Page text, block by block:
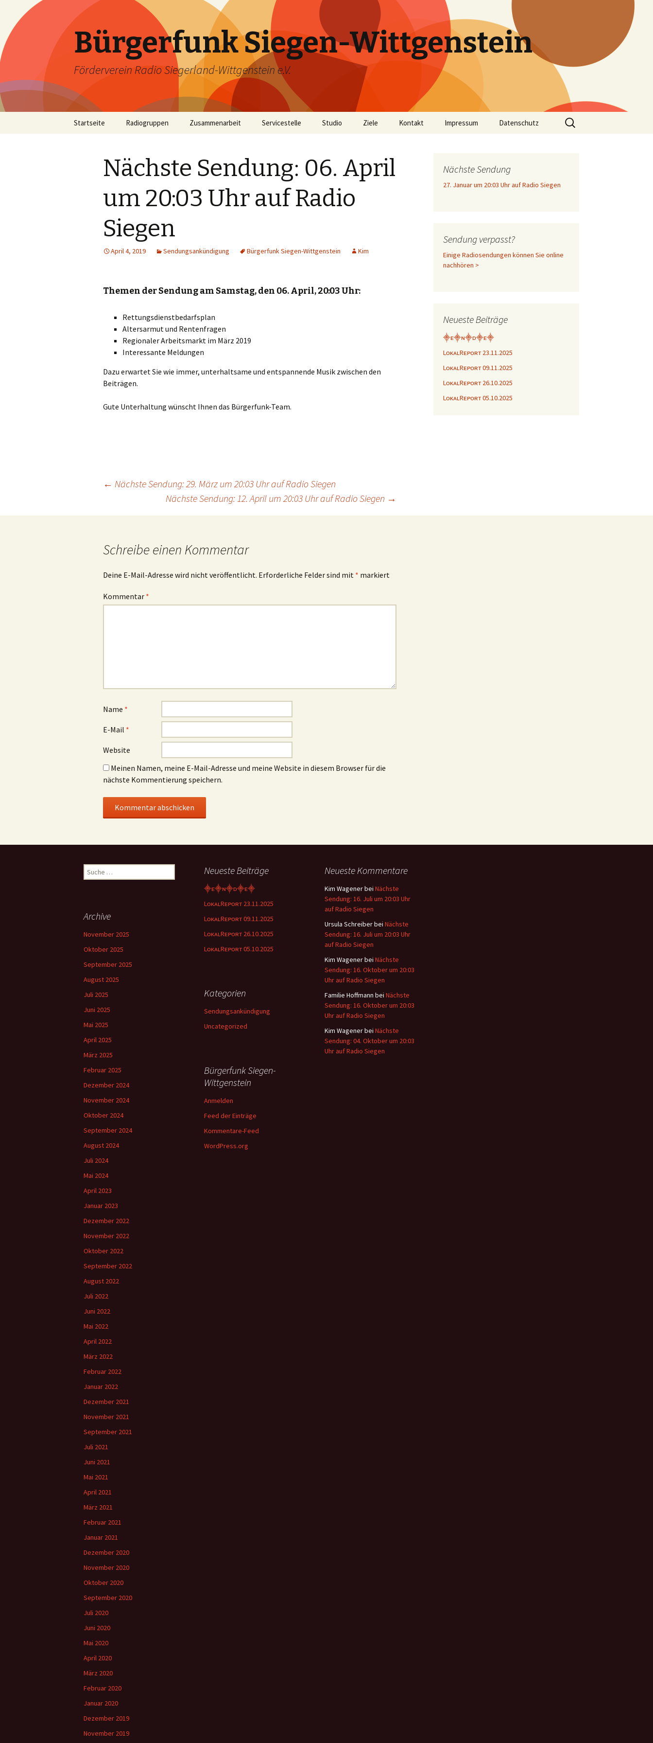
Bürgerfunk Siegen-Wittgenstein
Förderverein Radio Siegerland-Wittgenstein e.V.
Startseite Radiogruppen Zusammenarbeit Servicestelle Studio Ziele Kontakt Impressum Datenschutz
Suche
nach:
Nächste Sendung: 06. April
um 20:03 Uhr auf Radio
Siegen
April 4, 2019 Sendungsankündigung Bürgerfunk Siegen-Wittgenstein Kim
Themen der Sendung am Samstag, den 06. April, 20:03 Uhr:
Rettungsdienstbedarfsplan
Altersarmut und Rentenfragen
Regionaler Arbeitsmarkt im März 2019
Interessante Meldungen
Dazu erwartet Sie wie immer, unterhaltsame und entspannende Musik zwischen den
Beiträgen.
Gute Unterhaltung wünscht Ihnen das Bürgerfunk-Team.
Navigation
← Nächste Sendung: 29. März um 20:03 Uhr auf Radio Siegen
Nächste Sendung: 12. April um 20:03 Uhr auf Radio Siegen →
Schreibe einen Kommentar
Deine E-Mail-Adresse wird nicht veröffentlicht. Erforderliche Felder sind mit * markiert
Kommentar *
Name *
E-Mail *
Website
Meinen Namen, meine E-Mail-Adresse und meine Website in diesem Browser für die
nächste Kommentierung speichern.
Nächste Sendung
27. Januar um 20:03 Uhr auf Radio Siegen
Sendung verpasst?
Einige Radiosendungen können Sie online
nachhören >
Neueste Beiträge
⸎ᴇ⸎ɴ⸎ᴅ⸎ᴇ⸎
LᴏᴋᴀʟRᴇᴘᴏʀᴛ 23.11.2025
LᴏᴋᴀʟRᴇᴘᴏʀᴛ 09.11.2025
LᴏᴋᴀʟRᴇᴘᴏʀᴛ 26.10.2025
LᴏᴋᴀʟRᴇᴘᴏʀᴛ 05.10.2025
Suche
nach:
Neueste Beiträge
⸎ᴇ⸎ɴ⸎ᴅ⸎ᴇ⸎
LᴏᴋᴀʟRᴇᴘᴏʀᴛ 23.11.2025
LᴏᴋᴀʟRᴇᴘᴏʀᴛ 09.11.2025
LᴏᴋᴀʟRᴇᴘᴏʀᴛ 26.10.2025
LᴏᴋᴀʟRᴇᴘᴏʀᴛ 05.10.2025
Neueste Kommentare
Kim Wagenerbei Nächste
Sendung: 16. Juli um 20:03 Uhr
auf Radio Siegen
Ursula Schreiberbei Nächste
Sendung: 16. Juli um 20:03 Uhr
auf Radio Siegen
Kim Wagenerbei Nächste
Sendung: 16. Oktober um 20:03
Uhr auf Radio Siegen
Familie Hoffmann bei Nächste
Sendung: 16. Oktober um 20:03
Uhr auf Radio Siegen
Kim Wagenerbei Nächste
Sendung: 04. Oktober um 20:03
Uhr auf Radio Siegen
Archive
November 2025
Oktober 2025
September 2025
August 2025
Juli 2025
Juni 2025
Mai 2025
April 2025
März 2025
Februar 2025
Dezember 2024
November 2024
Oktober 2024
September 2024
August 2024
Juli 2024
Mai 2024
April 2023
Januar 2023
Dezember 2022
November 2022
Oktober 2022
September 2022
August 2022
Juli 2022
Juni 2022
Mai 2022
April 2022
März 2022
Februar 2022
Januar 2022
Dezember 2021
November 2021
September 2021
Juli 2021
Juni 2021
Mai 2021
April 2021
März 2021
Februar 2021
Januar 2021
Dezember 2020
November 2020
Oktober 2020
September 2020
Juli 2020
Juni 2020
Mai 2020
April 2020
März 2020
Februar 2020
Januar 2020
Dezember 2019
November 2019
Kategorien
Sendungsankündigung
Uncategorized
Bürgerfunk Siegen-
Wittgenstein
Anmelden
Feed der Einträge
Kommentare-Feed
WordPress.org